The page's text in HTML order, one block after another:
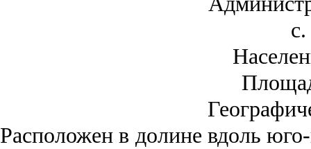
Рас­положен в долине вдоль